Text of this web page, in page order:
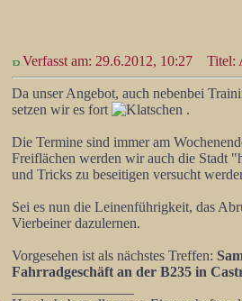
Verfasst am: 29.6.2012, 10:27 Titel:
Da unser Angebot, auch nebenbei
setzen wir es fort
.
Die Termine sind immer am
Freiflächen werden wir auch die Stadt
und Tricks zu beseitigen versucht
Sei es nun die Leinenführigkeit, das
Vierbeiner dazulernen.
Vorgesehen ist als nächstes Treffen:
Fahrradgeschäft an der B235 in